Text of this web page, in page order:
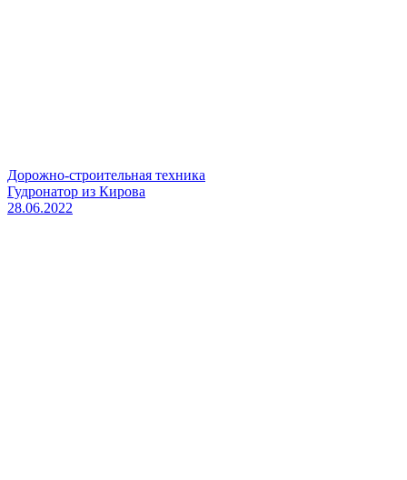
Дорожно-строительная техника
Гудронатор из Кирова
28.06.2022